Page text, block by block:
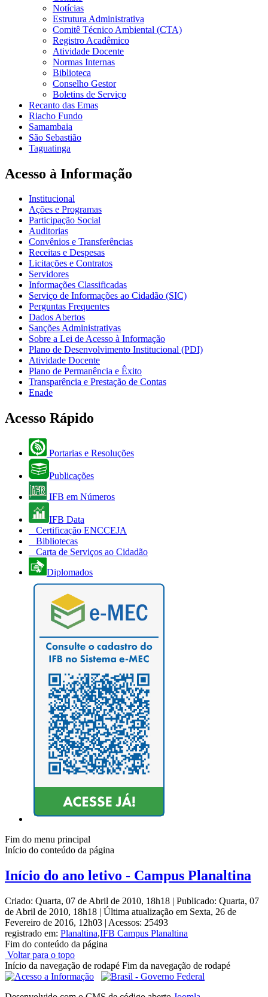
Notícias
Estrutura Administrativa
Comitê Técnico Ambiental (CTA)
Registro Acadêmico
Atividade Docente
Normas Internas
Biblioteca
Conselho Gestor
Boletins de Serviço
Recanto das Emas
Riacho Fundo
Samambaia
São Sebastião
Taguatinga
Acesso à Informação
Institucional
Ações e Programas
Participação Social
Auditorias
Convênios e Transferências
Receitas e Despesas
Licitações e Contratos
Servidores
Informações Classificadas
Serviço de Informações ao Cidadão (SIC)
Perguntas Frequentes
Dados Abertos
Sanções Administrativas
Sobre a Lei de Acesso à Informação
Plano de Desenvolvimento Institucional (PDI)
Atividade Docente
Plano de Permanência e Êxito
Transparência e Prestação de Contas
Enade
Acesso Rápido
Portarias e Resoluções
Publicações
IFB em Números
IFB Data
Certificação ENCCEJA
Bibliotecas
Carta de Serviços ao Cidadão
Diplomados
Fim do menu principal
Início do conteúdo da página
Início do ano letivo - Campus Planaltina
Criado: Quarta, 07 de Abril de 2010, 18h18 | Publicado: Quarta, 07
de Abril de 2010, 18h18 | Última atualização em Sexta, 26 de
Fevereiro de 2016, 12h03 | Acessos: 25493
registrado em: Planaltina,IFB Campus Planaltina
Fim do conteúdo da página
Voltar para o topo
Início da navegação de rodapé Fim da navegação de rodapé